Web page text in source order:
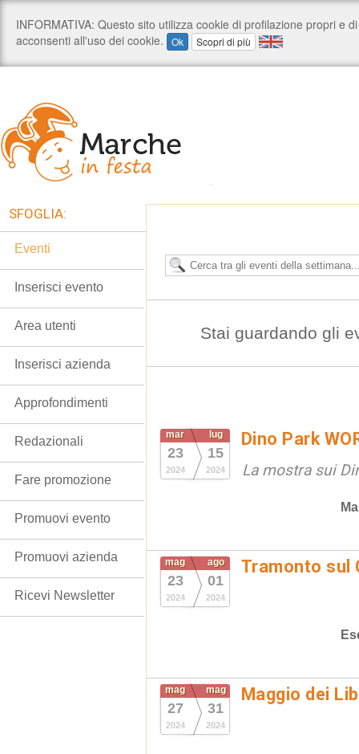
Stai guardando gli
mar
23
2024
lug
15
2024
Dino Park
La mostra sui
mag
23
2024
ago
01
2024
Tramonto sul
mag
27
2024
mag
31
2024
Maggio dei
SFOGLIA:
Eventi
Inserisci evento
Area utenti
Inserisci azienda
Approfondimenti
Redazionali
Fare promozione
Promuovi evento
Promuovi azienda
Ricevi Newsletter